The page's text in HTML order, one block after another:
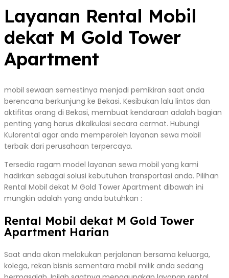
Layanan Rental Mobil
dekat M Gold Tower
Apartment
mobil sewaan semestinya menjadi pemikiran saat anda
berencana berkunjung ke Bekasi. Kesibukan lalu lintas dan
aktifitas orang di Bekasi, membuat kendaraan adalah bagian
penting yang harus dikalkulasi secara cermat. Hubungi
Kulorental agar anda memperoleh layanan sewa mobil
terbaik dari perusahaan terpercaya.
Tersedia ragam model layanan sewa mobil yang kami
hadirkan sebagai solusi kebutuhan transportasi anda. Pilihan
Rental Mobil dekat M Gold Tower Apartment dibawah ini
mungkin adalah yang anda butuhkan :
Rental Mobil dekat M Gold Tower
Apartment Harian
Saat anda akan melakukan perjalanan bersama keluarga,
kolega, rekan bisnis sementara mobil milik anda sedang